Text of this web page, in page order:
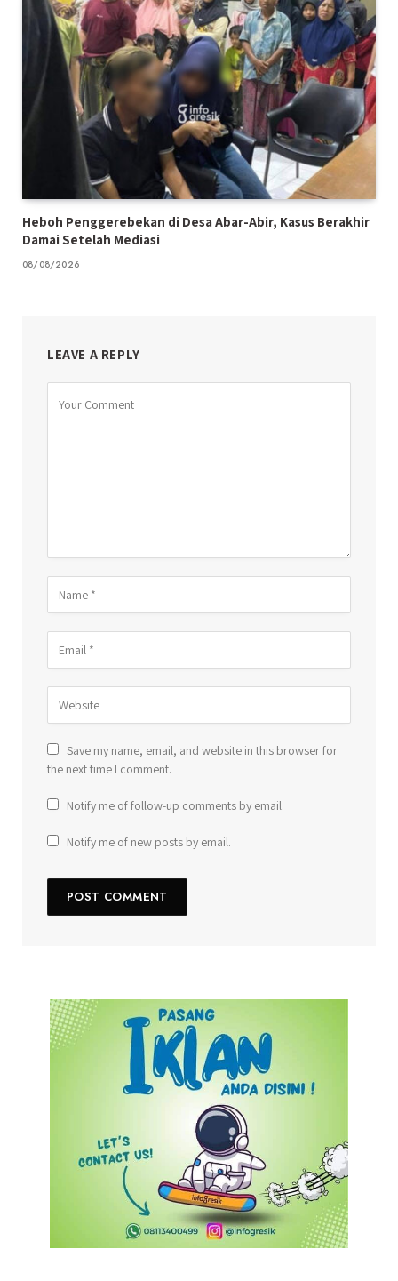
Heboh Penggerebekan di Desa Abar-Abir, Kasus Berakhir
Damai Setelah Mediasi
08/08/2026
LEAVE A REPLY
Save my name, email, and website in this browser for
the next time I comment.
Notify me of follow-up comments by email.
Notify me of new posts by email.